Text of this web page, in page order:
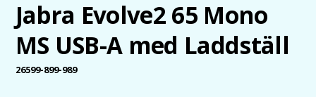
Jabra Evolve2 65 Mono
MS USB-A med Laddställ
26599-899-989